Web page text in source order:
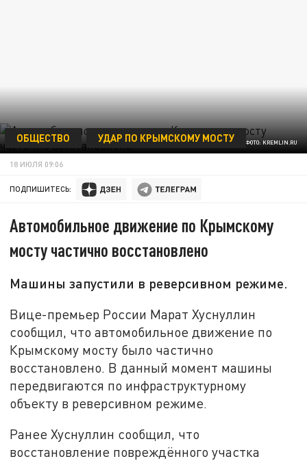
ФОТО: KREMLIN.RU
ОБЩЕСТВО УДАР ПО КРЫМСКОМУ МОСТУ
18 ИЮЛЯ 09:06
ПОДПИШИТЕСЬ:
Автомобильное движение по Крымскому
мосту частично восстановлено
Машины запустили в реверсивном режиме.
Вице-премьер России Марат Хуснуллин
сообщил, что автомобильное движение по
Крымскому мосту было частично
восстановлено. В данный момент машины
передвигаются по инфраструктурному
объекту в реверсивном режиме.
Ранее Хуснуллин сообщил, что
восстановление повреждённого участка